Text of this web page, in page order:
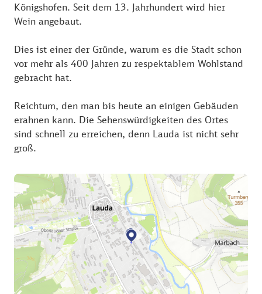
Königshofen. Seit dem 13. Jahrhundert wird hier
Wein angebaut.
Dies ist einer der Gründe, warum es die Stadt schon
vor mehr als 400 Jahren zu respektablem Wohlstand
gebracht hat.
Reichtum, den man bis heute an einigen Gebäuden
erahnen kann. Die Sehenswürdigkeiten des Ortes
sind schnell zu erreichen, denn Lauda ist nicht sehr
groß.